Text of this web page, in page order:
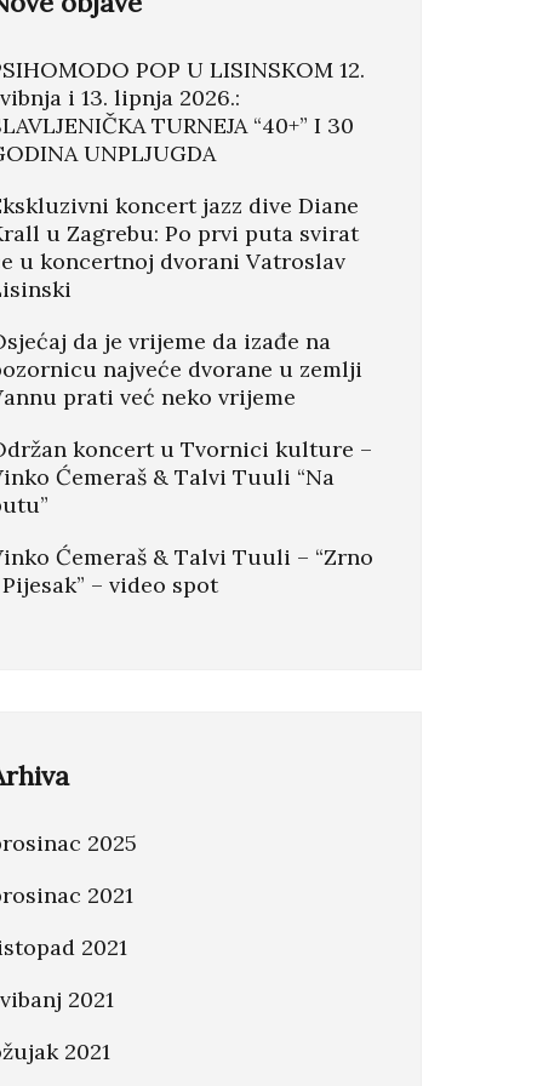
Lisinski
POP U LISINSKOM 12.
i 13. lipnja 2026.:
TURNEJA “40+” I 30
UNPLJUGDA
koncert jazz dive Diane
u Zagrebu: Po prvi puta svirat
u koncertnoj dvorani Vatroslav
da je vrijeme da izađe na
najveće dvorane u zemlji
prati već neko vrijeme
koncert u Tvornici kulture –
Ćemeraš & Talvi Tuuli “Na
Ćemeraš & Talvi Tuuli – “Zrno
– video spot
2025
2021
2021
2021
2021